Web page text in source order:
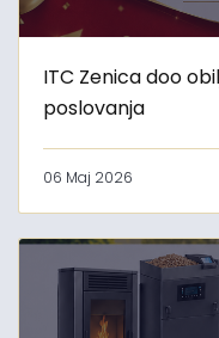
ITC Zenica doo
poslovanja
06 Maj 2026